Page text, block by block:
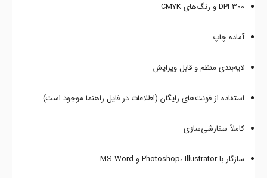
300 DPI و رنگ‌های CMYK
آماده چاپ
لایه‌بندی منظم و قابل ویرایش
استفاده از فونت‌های رایگان (اطلاعات در فایل راهنما موجود است)
کاملاً سفارشی‌سازی
سازگار با Photoshop، Illustrator و MS Word